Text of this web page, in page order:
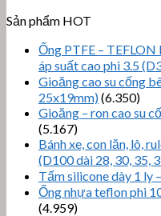
Sản phẩm HOT
Ống PTFE –
áp suất cao phi 3.5
Gioăng cao su cống
25x19mm)(6.350)
Gioăng – ron cao su
(5.167)
Bánh xe, con lăn, lô,
(D100 dài 28, 30, 35,
Tấm silicone dày 1 ly
Ống nhựa teflon phi
(4.959)